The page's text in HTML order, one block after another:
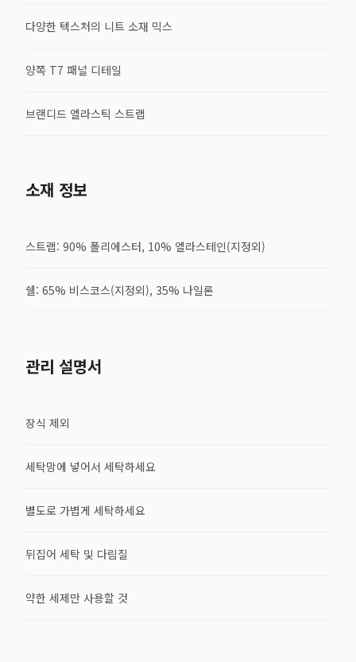
다양한 텍스처의 니트 소재 믹스
양쪽 T7 패널 디테일
브랜디드 엘라스틱 스트랩
소재 정보
스트랩: 90% 폴리에스터, 10% 엘라스테인(지정외)
쉘: 65% 비스코스(지정외), 35% 나일론
관리 설명서
장식 제외
세탁망에 넣어서 세탁하세요
별도로 가볍게 세탁하세요
뒤집어 세탁 및 다림질
약한 세제만 사용할 것